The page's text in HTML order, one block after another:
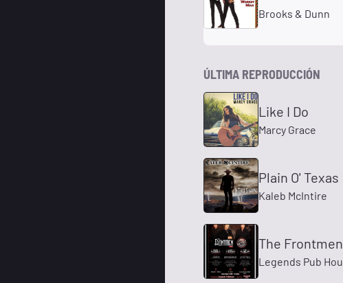
Brooks & Dunn
ÚLTIMA REPRODUCCIÓN
Like I Do
Marcy Grace
Plain O' Texas
Kaleb McIntire
The
Legends Pub